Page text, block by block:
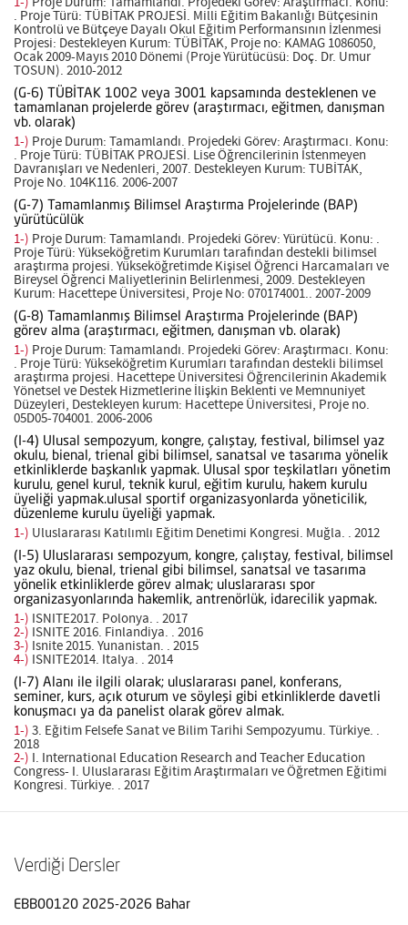
. Proje Türü: TÜBİTAK PROJESİ. Milli Eğitim Bakanlığı Bütçesinin
Kontrolü ve Bütçeye Dayalı Okul Eğitim Performansının İzlenmesi
Projesi: Destekleyen Kurum: TÜBİTAK, Proje no: KAMAG 1086050,
Ocak 2009-Mayıs 2010 Dönemi (Proje Yürütücüsü: Doç. Dr. Umur
TOSUN). 2010-2012
(G-6) TÜBİTAK 1002 veya 3001 kapsamında desteklenen ve
tamamlanan projelerde görev (araştırmacı, eğitmen, danışman
vb. olarak)
1-) Proje Durum: Tamamlandı. Projedeki Görev: Araştırmacı. Konu:
. Proje Türü: TÜBİTAK PROJESİ. Lise Öğrencilerinin İstenmeyen
Davranışları ve Nedenleri, 2007. Destekleyen Kurum: TUBİTAK,
Proje No. 104K116. 2006-2007
(G-7) Tamamlanmış Bilimsel Araştırma Projelerinde (BAP)
yürütücülük
1-) Proje Durum: Tamamlandı. Projedeki Görev: Yürütücü. Konu: .
Proje Türü: Yükseköğretim Kurumları tarafından destekli bilimsel
araştırma projesi. Yükseköğretimde Kişisel Öğrenci Harcamaları ve
Bireysel Öğrenci Maliyetlerinin Belirlenmesi, 2009. Destekleyen
Kurum: Hacettepe Üniversitesi, Proje No: 070174001.. 2007-2009
(G-8) Tamamlanmış Bilimsel Araştırma Projelerinde (BAP)
görev alma (araştırmacı, eğitmen, danışman vb. olarak)
1-) Proje Durum: Tamamlandı. Projedeki Görev: Araştırmacı. Konu:
. Proje Türü: Yükseköğretim Kurumları tarafından destekli bilimsel
araştırma projesi. Hacettepe Üniversitesi Öğrencilerinin Akademik
Yönetsel ve Destek Hizmetlerine İlişkin Beklenti ve Memnuniyet
Düzeyleri, Destekleyen kurum: Hacettepe Üniversitesi, Proje no.
05D05-704001. 2006-2006
(I-4) Ulusal sempozyum, kongre, çalıştay, festival, bilimsel yaz
okulu, bienal, trienal gibi bilimsel, sanatsal ve tasarıma yönelik
etkinliklerde başkanlık yapmak. Ulusal spor teşkilatları yönetim
kurulu, genel kurul, teknik kurul, eğitim kurulu, hakem kurulu
üyeliği yapmak.ulusal sportif organizasyonlarda yöneticilik,
düzenleme kurulu üyeliği yapmak.
1-) Uluslararası Katılımlı Eğitim Denetimi Kongresi. Muğla. . 2012
(I-5) Uluslararası sempozyum, kongre, çalıştay, festival, bilimsel
yaz okulu, bienal, trienal gibi bilimsel, sanatsal ve tasarıma
yönelik etkinliklerde görev almak; uluslararası spor
organizasyonlarında hakemlik, antrenörlük, idarecilik yapmak.
1-) ISNITE2017. Polonya. . 2017
2-) ISNITE 2016. Finlandiya. . 2016
3-) Isnite 2015. Yunanistan. . 2015
4-) ISNITE2014. Italya. . 2014
(I-7) Alanı ile ilgili olarak; uluslararası panel, konferans,
seminer, kurs, açık oturum ve söyleşi gibi etkinliklerde davetli
konuşmacı ya da panelist olarak görev almak.
1-) 3. Eğitim Felsefe Sanat ve Bilim Tarihi Sempozyumu. Türkiye. .
2018
2-) I. International Education Research and Teacher Education
Congress- I. Uluslararası Eğitim Araştırmaları ve Öğretmen Eğitimi
Kongresi. Türkiye. . 2017
Verdiği Dersler
EBB00120 2025-2026 Bahar